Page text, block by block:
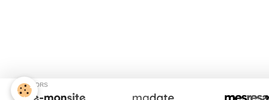
SPONSORS